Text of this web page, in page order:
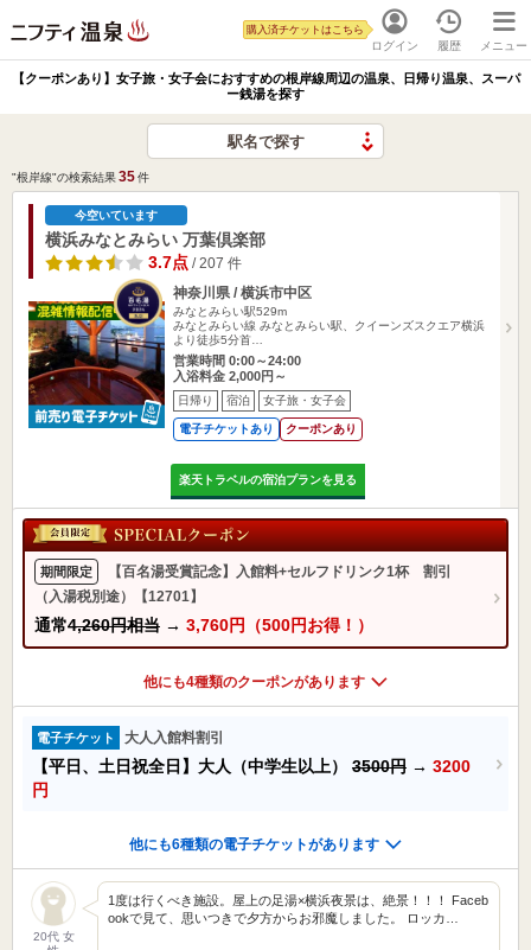
ログイン
購入済チケットはこちら
履歴 メニュー
【クーポンあり】女子旅・女子会におすすめの根岸線周辺の温泉、日帰り温泉、スーパ
ー銭湯を探す
駅名で探す
"根岸線"の検索結果35件
今空いています
横浜みなとみらい 万葉倶楽部
3.7点 / 207 件
神奈川県 / 横浜市中区
みなとみらい駅529m
みなとみらい線 みなとみらい駅、クイーンズスクエア横浜
より徒歩5分首…
営業時間 0:00～24:00
入浴料金 2,000円～
日帰り 宿泊 女子旅・女子会
電子チケットあり クーポンあり
楽天トラベルの宿泊プランを見る
期間限定
【百名湯受賞記念】入館料+セルフドリンク1杯 割引
（入湯税別途）【12701】
通常4,260円相当 → 3,760円（500円お得！）
他にも4種類のクーポンがあります
電子チケット 大人入館料割引
【平日、土日祝全日】大人（中学生以上） 3500円 → 3200
円
他にも6種類の電子チケットがあります
20代 女
1度は行くべき施設。屋上の足湯×横浜夜景は、絶景！！！ Faceb
ookで見て、思いつきで夕方からお邪魔しました。 ロッカ…